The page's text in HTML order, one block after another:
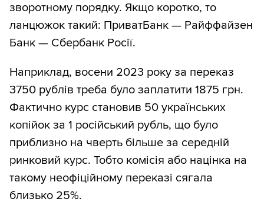
зворотному порядку. Якщо коротко, то
ланцюжок такий: ПриватБанк — Райффайзен
Банк — Сбербанк Росії.
Наприклад, восени 2023 року за переказ
3750 рублів треба було заплатити 1875 грн.
Фактично курс становив 50 українських
копійок за 1 російський рубль, що було
приблизно на чверть більше за середній
ринковий курс. Тобто комісія або націнка на
такому неофіційному переказі сягала
близько 25%.